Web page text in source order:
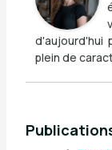
d'aujourd'hui
plein de